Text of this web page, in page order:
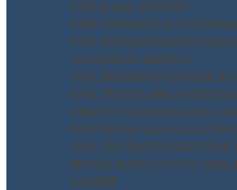
FAQ D.Lgs 231/2001
FAQ Formazione a
FAQ Movimentazione
movimenti ripetitivi
FAQ Radiazioni Ottiche
FAQ TESTO UNICO 81/
Salute e Sicurezza nei
FAQ Stress Lavoro
FAQ SISTEMI DI GESTIONE
EN ISO 14001 TUTTO
SAPERE